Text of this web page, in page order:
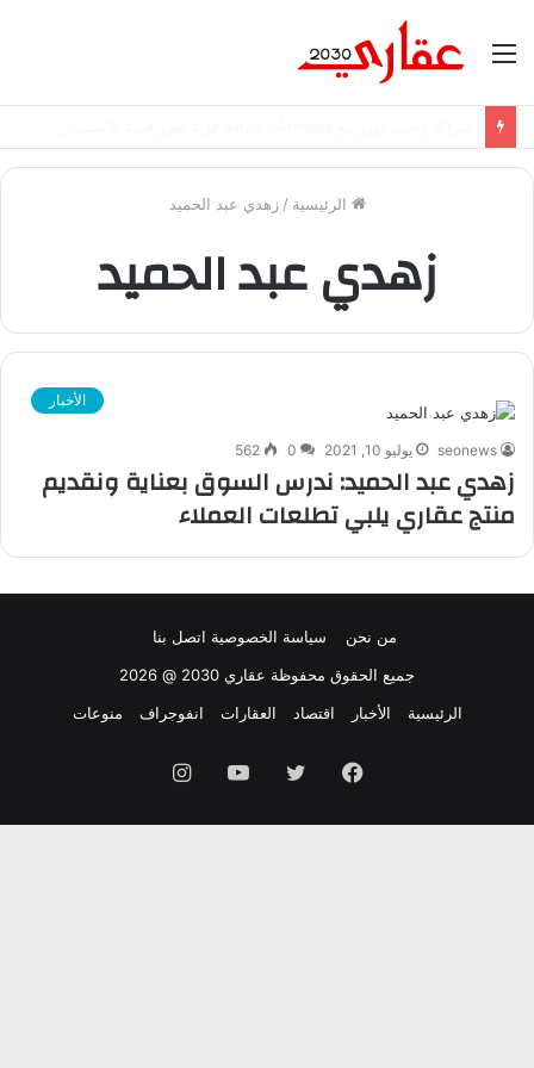
القائمة
الرئيسية / زهدي عبد الحميد
زهدي عبد الحميد
الأخبار
seonews يوليو 10, 2021 0
562
زهدي عبد الحميد: ندرس السوق بعناية ونقديم
منتج عقاري يلبي تطلعات العملاء
من نحن سياسة الخصوصية اتصل بنا
جميع الحقوق محفوظة عقاري 2030 @ 2026
الرئيسية
الأخبار اقتصاد العقارات انفوجراف منوعات
فيسبوك تويتر يوتيوب